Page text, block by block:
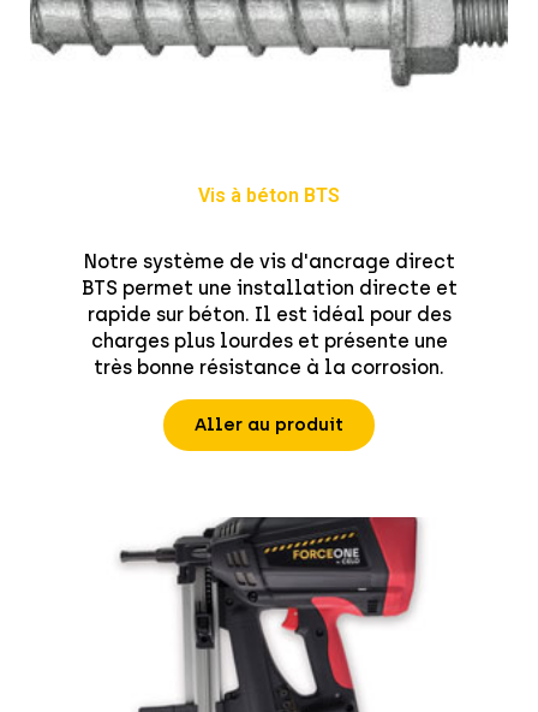
Vis à béton BTS
Notre système de vis d'ancrage direct
BTS permet une installation directe et
rapide sur béton. Il est idéal pour des
charges plus lourdes et présente une
très bonne résistance à la corrosion.
Aller au produit